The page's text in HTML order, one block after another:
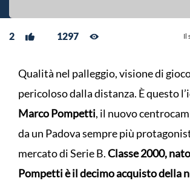
2 1297 Il
Qualità nel palleggio, visione di
pericoloso dalla distanza. È questo
Marco Pompetti, il nuovo
da un Padova sempre più
mercato di Serie B.Classe 2000,
Pompetti è il decimo acquisto della